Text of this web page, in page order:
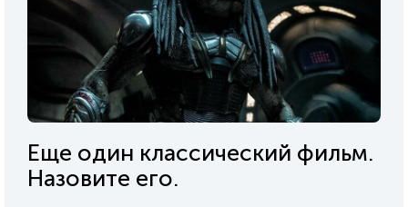
Еще один классический фильм.
Назовите его.